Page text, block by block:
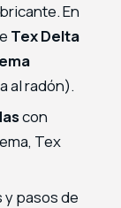
En
Tex Delta
al radón).
con
Tex
y pasos de